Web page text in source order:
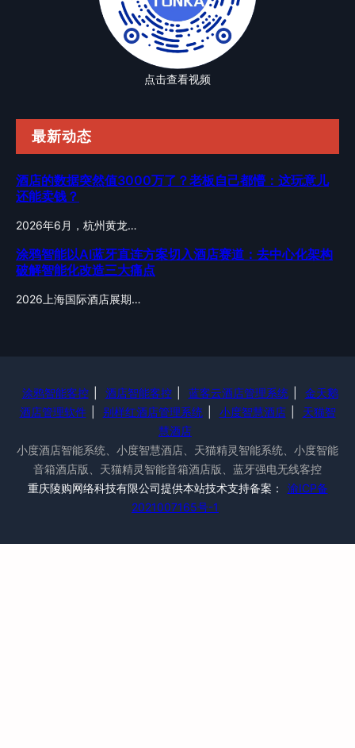
点击查看视频
最新动态
酒店的数据突然值3000万了？老板自己都懵：这玩意儿
还能卖钱？
2026年6月，杭州黄龙…
涂鸦智能以AI蓝牙直连方案切入酒店赛道：去中心化架构
破解智能化改造三大痛点
2026上海国际酒店展期…
涂鸦智能客控 酒店智能客控 蓝客云酒店管理系统
金天鹅
酒店管理软件
别样红酒店管理系统 小度智慧酒店
天猫智
慧酒店
小度酒店智能系统、小度智慧酒店、天猫精灵智能系统、小度智能
音箱酒店版、天猫精灵智能音箱酒店版、蓝牙强电无线客控
重庆陵购网络科技有限公司提供本站技术支持备案：
渝ICP备
2021007165号-1